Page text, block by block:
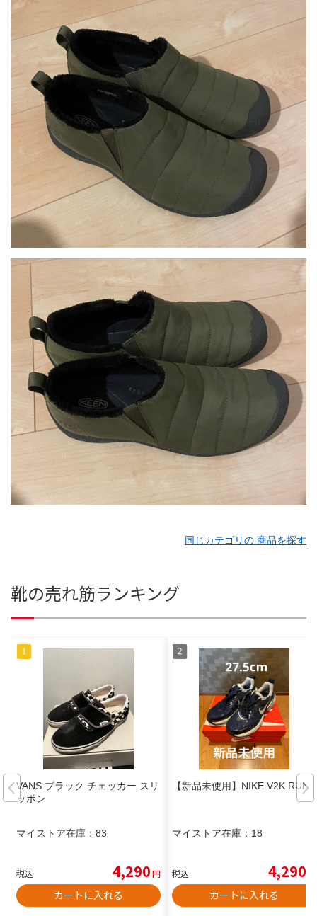
同じカテゴリの 商品を探す
靴の売れ筋ランキング
VANS ブラック チェッカー スリ
ッポン
マイストア在庫： 83
税込 4,290円
カートに入れる
【新品未使用】NIKE V2K RUN
マイストア在庫： 18
税込 4,290
カートに入れる